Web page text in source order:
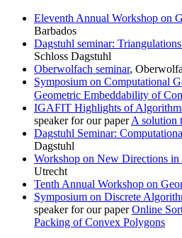
Eleventh Annual Workshop on
Barbados
Dagstuhl seminar:
Schloss Dagstuhl
Oberwolfach seminar,
Symposium on Computational
Geometric Embeddability of
IGAFIT Highlights of
speaker for our paperA solution
Dagstuhl Seminar:
Dagstuhl
Workshop on New Directions
Utrecht
Tenth Annual Workshop on
Symposium on Discrete
speaker for our paperOnline
Packing of Convex Polygons